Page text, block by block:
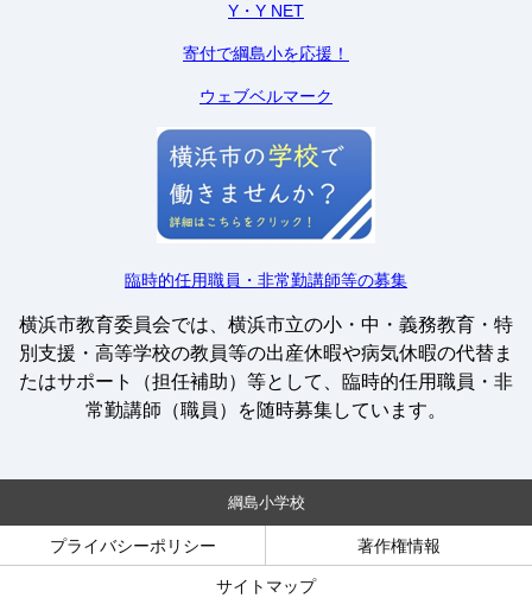
Y・Y NET
寄付で綱島小を応援！
ウェブベルマーク
臨時的任用職員・非常勤講師等の募集
横浜市教育委員会では、横浜市立の小・中・義務教育・特
別支援・高等学校の教員等の出産休暇や病気休暇の代替ま
たはサポート（担任補助）等として、臨時的任用職員・非
常勤講師（職員）を随時募集しています。
綱島小学校
プライバシーポリシー 著作権情報
サイトマップ